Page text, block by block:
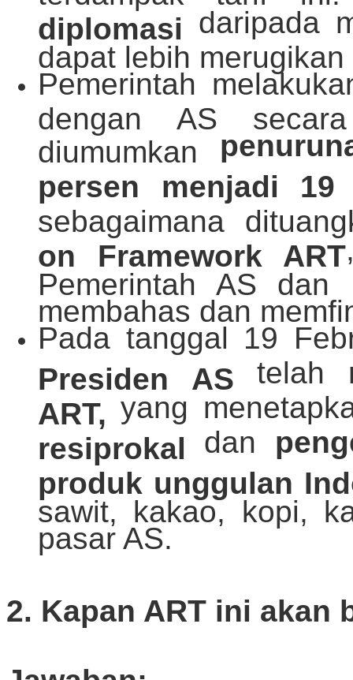
diplomasi daripada
dapat lebih
Pemerintah
dengan AS
diumumkan
persen menjadi 19
sebagaimana
on Framework ART
Pemerintah AS dan
membahas dan
Pada tanggal 19
Presiden AS telah
ART,yang
resiprokal dan
produk unggulan
sawit, kakao, kopi,
pasar AS.
2. Kapan ART ini akan